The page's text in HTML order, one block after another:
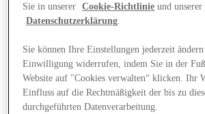
Sie in unserer
Cookie-Richtlinie und unserer
Datenschutzerklärung.
Sie können Ihre Einstellungen jederzeit
Einwilligung widerrufen, indem Sie in der
Website auf "Cookies verwalten“ klicken. Ihr
Einfluss auf die Rechtmäßigkeit der bis zu
durchgeführten Datenverarbeitung.